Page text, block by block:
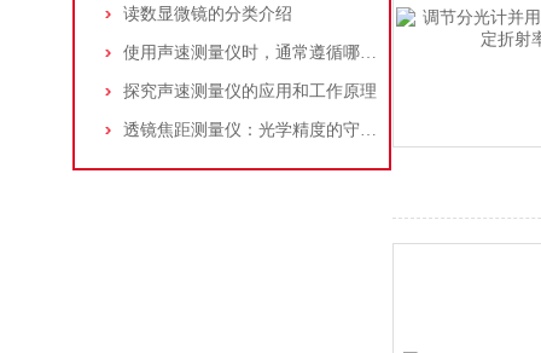
读数显微镜的分类介绍
使用声速测量仪时，通常遵循哪些步骤
探究声速测量仪的应用和工作原理
透镜焦距测量仪：光学精度的守护者